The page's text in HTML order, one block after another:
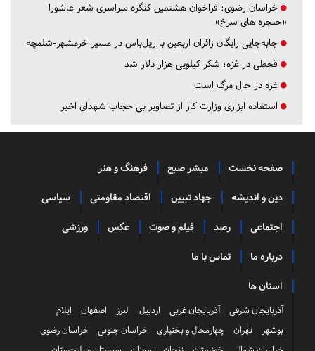
خراسان رضوی: فراخوان هشتمین کنگره سراسری شعر عاشورا
«حنجره های سرخ»
جابه‌جایی رایگان زائران اربعین با ریل‌باس در مسیر خرمشهر-شلمچه
قحطی در غزه؛ شکر کیلویی هزار دلار شد
غزه در حال مرگ است
استفاده ابزاری وزارت کار از تصاویر بی حجاب شهدای اخیر
صفحه نخست مبشر صبح فرهنگ و هنر
دین و اندیشه جهاد تبیین اقتصاد مقاومتی سیاسی
اجتماعی رصد فیلم و صوت عکس ورزشی
درباره ما تماس با ما
استان ها
آذربایجان شرقی آذربایجان غربی اردبیل البرز اصفهان
ایلام
بوشهر
تهران چهارمحال و بختیاری خراسان جنوبی
خراسان رضوی